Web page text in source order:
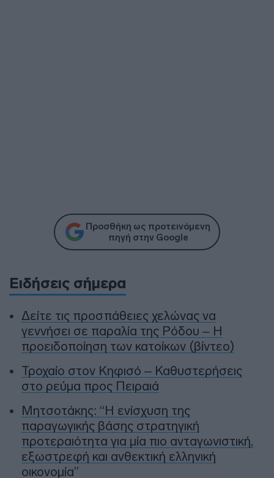
Προσθήκη ως προτεινόμενη
πηγή στην Google
Ειδήσεις σήμερα
Δείτε τις προσπάθειες χελώνας να
γεννήσει σε παραλία της Ρόδου – Η
προειδοποίηση των κατοίκων (βίντεο)
Τροχαίο στον Κηφισό – Καθυστερήσεις
στο ρεύμα προς Πειραιά
Μητσοτάκης: “Η ενίσχυση της
παραγωγικής βάσης στρατηγική
προτεραιότητα για μία πιο ανταγωνιστική,
εξωστρεφή και ανθεκτική ελληνική
οικονομία”